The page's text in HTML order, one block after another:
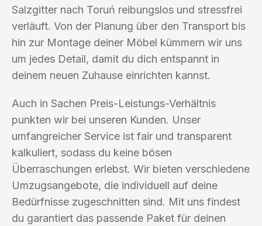
Salzgitter nach Toruń reibungslos und stressfrei
verläuft. Von der Planung über den Transport bis
hin zur Montage deiner Möbel kümmern wir uns
um jedes Detail, damit du dich entspannt in
deinem neuen Zuhause einrichten kannst.
Auch in Sachen Preis-Leistungs-Verhältnis
punkten wir bei unseren Kunden. Unser
umfangreicher Service ist fair und transparent
kalkuliert, sodass du keine bösen
Überraschungen erlebst. Wir bieten verschiedene
Umzugsangebote, die individuell auf deine
Bedürfnisse zugeschnitten sind. Mit uns findest
du garantiert das passende Paket für deinen